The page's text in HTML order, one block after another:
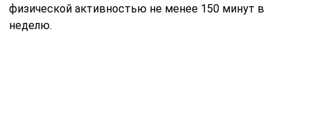
физической активностью не менее 150 минут в
неделю.